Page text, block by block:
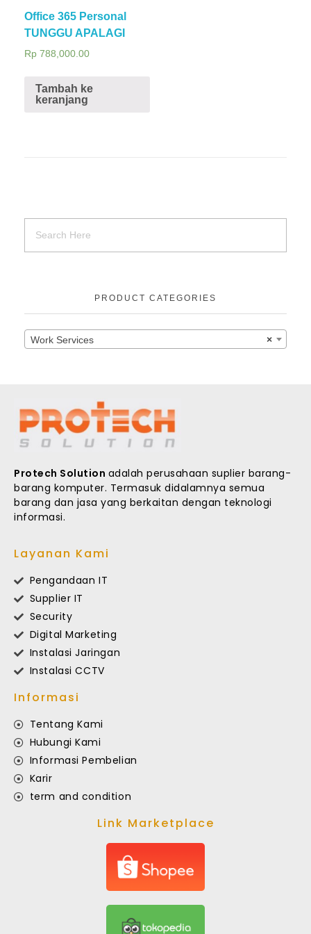
Office 365 Personal
TUNGGU APALAGI
Rp 788,000.00
Tambah ke
keranjang
PRODUCT CATEGORIES
×
Work Services
Protech Solution adalah perusahaan suplier barang-
barang komputer. Termasuk didalamnya semua
barang dan jasa yang berkaitan dengan teknologi
informasi.
Layanan Kami
Pengandaan IT
Supplier IT
Security
Digital Marketing
Instalasi Jaringan
Instalasi CCTV
Informasi
Tentang Kami
Hubungi Kami
Informasi Pembelian
Karir
term and condition
Link Marketplace